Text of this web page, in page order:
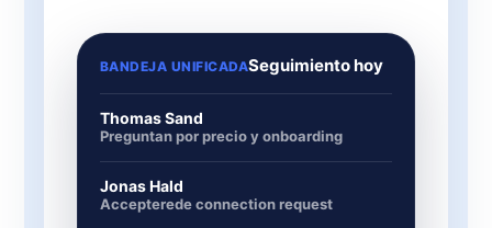
BANDEJA UNIFICADASeguimiento hoy
Thomas Sand
Preguntan por precio y onboarding
Jonas Hald
Accepterede connection request